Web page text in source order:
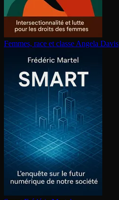
Femmes, race et classe Angela Davis